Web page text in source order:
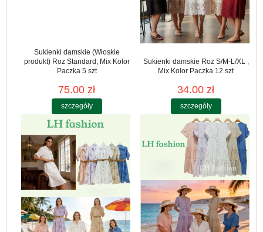
Sukienki damskie (Włoskie
produkt) Roz Standard, Mix Kolor
Paczka 5 szt
75.00 zł
szczegóły
Sukienki damskie Roz S/M-L/XL ,
Mix Kolor Paczka 12 szt
34.00 zł
szczegóły